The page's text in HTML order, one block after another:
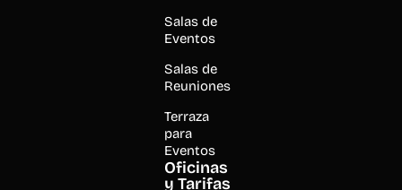
Salas de
Eventos
Salas de
Reuniones
Terraza
para
Eventos
Oficinas
y Tarifas